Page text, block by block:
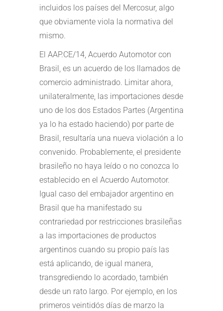
incluidos los países del Mercosur, algo
que obviamente viola la normativa del
mismo.
El AAP.CE/14, Acuerdo Automotor con
Brasil, es un acuerdo de los llamados de
comercio administrado. Limitar ahora,
unilateralmente, las importaciones desde
uno de los dos Estados Partes (Argentina
ya lo ha estado haciendo) por parte de
Brasil, resultaría una nueva violación a lo
convenido. Probablemente, el presidente
brasileño no haya leído o no conozca lo
establecido en el Acuerdo Automotor.
Igual caso del embajador argentino en
Brasil que ha manifestado su
contrariedad por restricciones brasileñas
a las importaciones de productos
argentinos cuando su propio país las
está aplicando, de igual manera,
transgrediendo lo acordado, también
desde un rato largo. Por ejemplo, en los
primeros veintidós días de marzo la